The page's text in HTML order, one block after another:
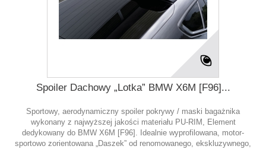
Spoiler Dachowy „Lotka” BMW X6M [F96]...
Sportowy, aerodynamiczny spoiler pokrywy / maski bagażnika
wykonany z najwyższej jakości materiału PU-RIM, Element
dedykowany do BMW X6M [F96]. Idealnie wyprofilowana, motor-
sportowo zorientowana „Daszek” od renomowanego, ekskluzywnego,